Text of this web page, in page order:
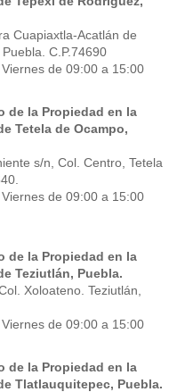
Cuapiaxtla-Acatlán de
C.P.74690
de 09:00 a 15:00
de la Propiedad en la
Tetela de Ocampo,
s/n, Col. Centro, Tetela
de 09:00 a 15:00
de la Propiedad en la
Teziutlán, Puebla.
Xoloateno. Teziutlán,
de 09:00 a 15:00
de la Propiedad en la
Tlatlauquitepec, Puebla.